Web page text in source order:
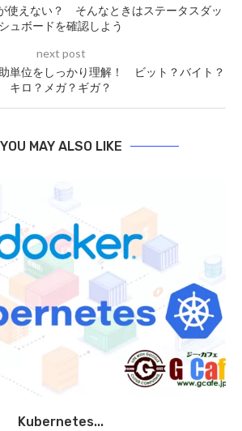
使えない？ そんなときはステータスダッ
シュボードを確認しよう
next post
単位をしっかり理解！ ビット？バイト？
キロ？メガ？ギガ？
YOU MAY ALSO LIKE
Kubernetes...